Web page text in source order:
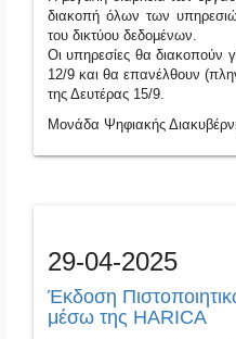
διακοπή όλων των
του δικτύου δεδομένων.
Οι υπηρεσίες θα διακοπούν
12/9 και θα επανέλθουν
της Δευτέρας 15/9.
Μονάδα Ψηφιακής
29-04-2025
Έκδοση
μέσω της HARICA